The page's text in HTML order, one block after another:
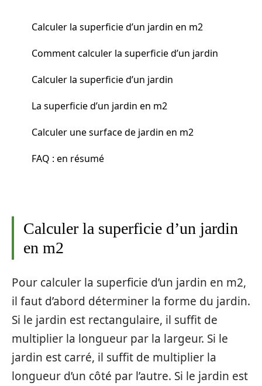
Calculer la superficie d’un jardin en m2
Comment calculer la superficie d’un jardin
Calculer la superficie d’un jardin
La superficie d’un jardin en m2
Calculer une surface de jardin en m2
FAQ : en résumé
Calculer la superficie d’un jardin
en m2
Pour calculer la superficie d’un jardin en m2,
il faut d’abord déterminer la forme du jardin.
Si le jardin est rectangulaire, il suffit de
multiplier la longueur par la largeur. Si le
jardin est carré, il suffit de multiplier la
longueur d’un côté par l’autre. Si le jardin est